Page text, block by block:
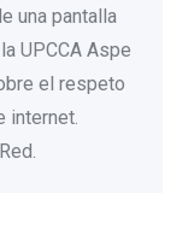
una pantalla
UPCCA Aspe
el respeto
internet.